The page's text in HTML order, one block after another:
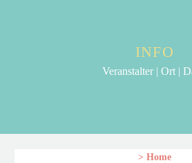
INFO
Veranstalter | Ort |
> Home